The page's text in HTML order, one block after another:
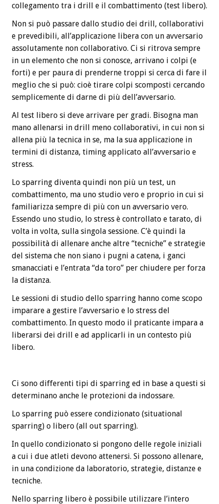
collegamento tra i drill e il combattimento (test libero).
Non si può passare dallo studio dei drill, collaborativi
e prevedibili, all’applicazione libera con un avversario
assolutamente non collaborativo. Ci si ritrova sempre
in un elemento che non si conosce, arrivano i colpi (e
forti) e per paura di prenderne troppi si cerca di fare il
meglio che si può: cioè tirare colpi scomposti cercando
semplicemente di darne di più dell’avversario.
Al test libero si deve arrivare per gradi. Bisogna man
mano allenarsi in drill meno collaborativi, in cui non si
allena più la tecnica in se, ma la sua applicazione in
termini di distanza, timing applicato all’avversario e
stress.
Lo sparring diventa quindi non più un test, un
combattimento, ma uno studio vero e proprio in cui si
familiarizza sempre di più con un avversario vero.
Essendo uno studio, lo stress è controllato e tarato, di
volta in volta, sulla singola sessione. C’è quindi la
possibilità di allenare anche altre “tecniche” e strategie
del sistema che non siano i pugni a catena, i ganci
smanacciati e l’entrata “da toro” per chiudere per forza
la distanza.
Le sessioni di studio dello sparring hanno come scopo
imparare a gestire l’avversario e lo stress del
combattimento. In questo modo il praticante impara a
liberarsi dei drill e ad applicarli in un contesto più
libero.
Ci sono differenti tipi di sparring ed in base a questi si
determinano anche le protezioni da indossare.
Lo sparring può essere condizionato (situational
sparring) o libero (all out sparring).
In quello condizionato si pongono delle regole iniziali
a cui i due atleti devono attenersi. Si possono allenare,
in una condizione da laboratorio, strategie, distanze e
tecniche.
Nello sparring libero è possibile utilizzare l’intero